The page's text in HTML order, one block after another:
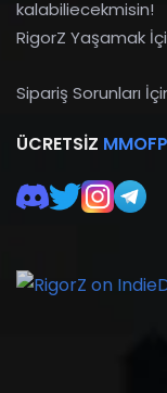
kalabiliecekmisin!
RigorZ Yaşamak
Sipariş Sorunları
ÜCRETSIZ